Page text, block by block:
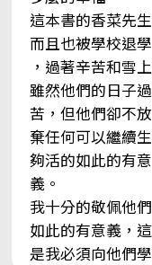
這本書的香菜先
而且也被學校退學
，過著辛苦和雪
雖然他們的日子
苦，但他們卻不放
棄任何可以繼續
夠活的如此的有意
義。
我十分的敬佩他
如此的有意義，這
是我必須向他們